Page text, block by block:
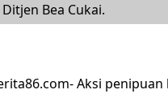
Bea Cukai.
Aksi